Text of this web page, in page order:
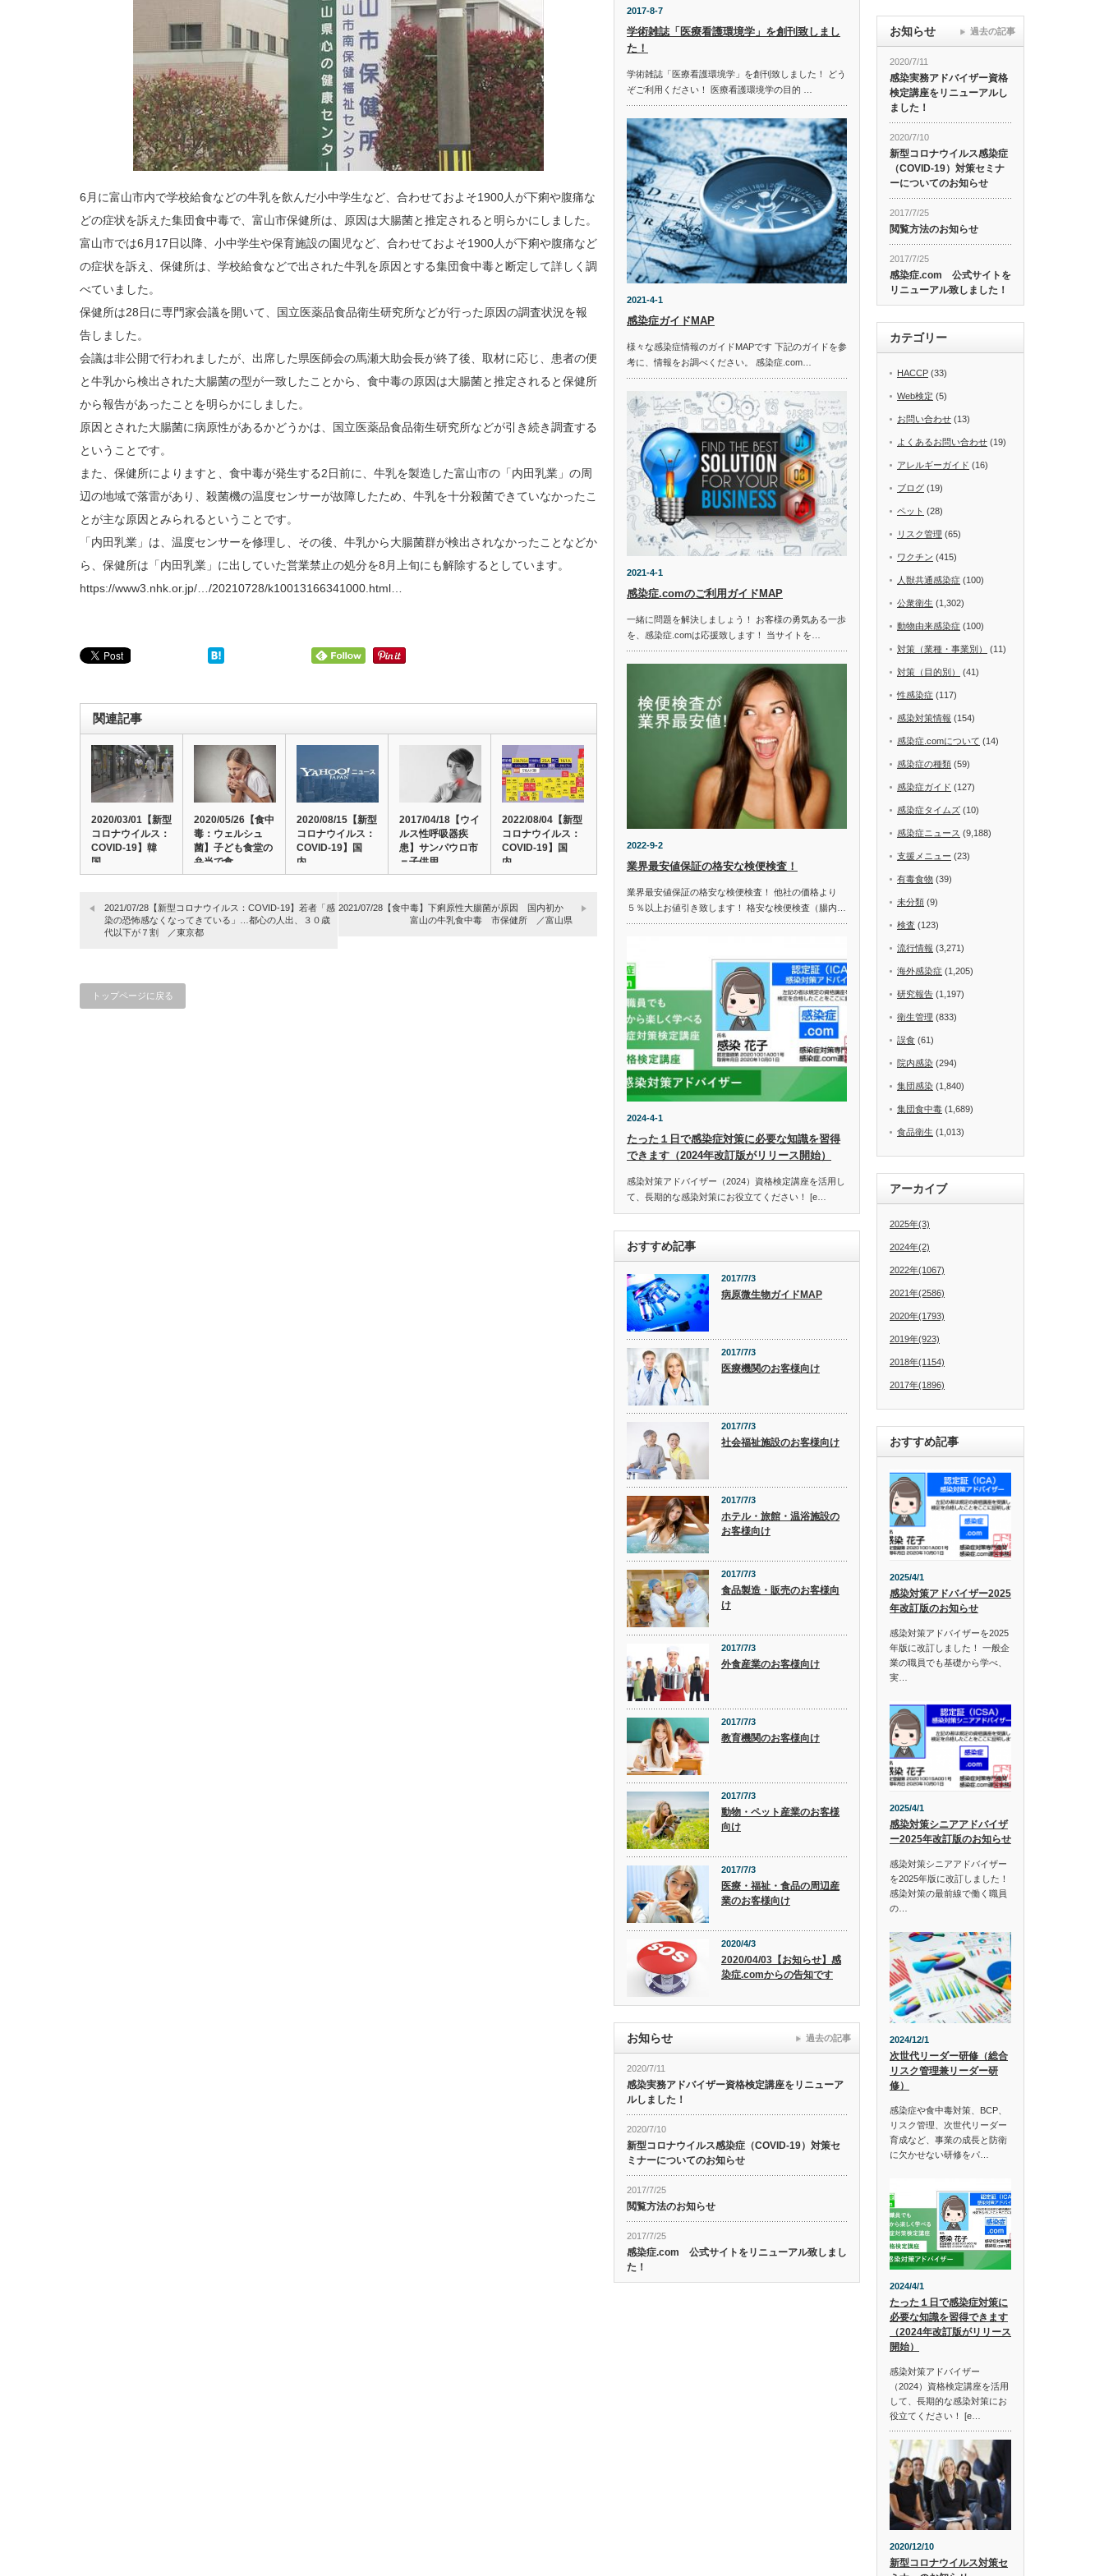
6月に富山市内で学校給食などの牛乳を飲んだ小中学生など、合わせておよそ1900人が下痢や腹痛な
どの症状を訴えた集団食中毒で、富山市保健所は、原因は大腸菌と推定されると明らかにしました。
富山市では6月17日以降、小中学生や保育施設の園児など、合わせておよそ1900人が下痢や腹痛など
の症状を訴え、保健所は、学校給食などで出された牛乳を原因とする集団食中毒と断定して詳しく調
べていました。
保健所は28日に専門家会議を開いて、国立医薬品食品衛生研究所などが行った原因の調査状況を報
告しました。
会議は非公開で行われましたが、出席した県医師会の馬瀬大助会長が終了後、取材に応じ、患者の便
と牛乳から検出された大腸菌の型が一致したことから、食中毒の原因は大腸菌と推定されると保健所
から報告があったことを明らかにしました。
原因とされた大腸菌に病原性があるかどうかは、国立医薬品食品衛生研究所などが引き続き調査する
ということです。
また、保健所によりますと、食中毒が発生する2日前に、牛乳を製造した富山市の「内田乳業」の周
辺の地域で落雷があり、殺菌機の温度センサーが故障したため、牛乳を十分殺菌できていなかったこ
とが主な原因とみられるということです。
「内田乳業」は、温度センサーを修理し、その後、牛乳から大腸菌群が検出されなかったことなどか
ら、保健所は「内田乳業」に出していた営業禁止の処分を8月上旬にも解除するとしています。
https://www3.nhk.or.jp/…/20210728/k10013166341000.html…
関連記事
2020/03/01【新型
コロナウイルス：
COVID-19】韓
国…
2020/05/26【食中
毒：ウェルシュ
菌】子ども食堂の
弁当で食…
2020/08/15【新型
コロナウイルス：
COVID-19】国
内…
2017/04/18【ウイ
ルス性呼吸器疾
患】サンパウロ市
＝子供用…
2022/08/04【新型
コロナウイルス：
COVID-19】国
内…
2021/07/28【新型コロナウイルス：COVID-19】若者「感
染の恐怖感なくなってきている」…都心の人出、３０歳
代以下が７割 ／東京都
2021/07/28【食中毒】下痢原性大腸菌が原因 国内初か
富山の牛乳食中毒 市保健所 ／富山県
トップページに戻る
2017-8-7
学術雑誌「医療看護環境学」を創刊致しまし
た！
学術雑誌「医療看護環境学」を創刊致しました！ どう
ぞご利用ください！ 医療看護環境学の目的 …
2021-4-1
感染症ガイドMAP
様々な感染症情報のガイドMAPです 下記のガイドを参
考に、情報をお調べください。 感染症.com…
2021-4-1
感染症.comのご利用ガイドMAP
一緒に問題を解決しましょう！ お客様の勇気ある一歩
を、感染症.comは応援致します！ 当サイトを…
2022-9-2
業界最安値保証の格安な検便検査！
業界最安値保証の格安な検便検査！ 他社の価格より
５％以上お値引き致します！ 格安な検便検査（腸内…
2024-4-1
たった１日で感染症対策に必要な知識を習得
できます（2024年改訂版がリリース開始）
感染対策アドバイザー（2024）資格検定講座を活用し
て、長期的な感染対策にお役立てください！ [e…
おすすめ記事
2017/7/3
病原微生物ガイドMAP
2017/7/3
医療機関のお客様向け
2017/7/3
社会福祉施設のお客様向け
2017/7/3
ホテル・旅館・温浴施設の
お客様向け
2017/7/3
食品製造・販売のお客様向
け
2017/7/3
外食産業のお客様向け
2017/7/3
教育機関のお客様向け
2017/7/3
動物・ペット産業のお客様
向け
2017/7/3
医療・福祉・食品の周辺産
業のお客様向け
2020/4/3
2020/04/03【お知らせ】感
染症.comからの告知です
お知らせ
2020/7/11
感染実務アドバイザー資格検定講座をリニューア
ルしました！
2020/7/10
新型コロナウイルス感染症（COVID-19）対策セ
ミナーについてのお知らせ
2017/7/25
閲覧方法のお知らせ
2017/7/25
感染症.com 公式サイトをリニューアル致しまし
た！
過去の記事
お知らせ
2020/7/11
感染実務アドバイザー資格
検定講座をリニューアルし
ました！
2020/7/10
新型コロナウイルス感染症
（COVID-19）対策セミナ
ーについてのお知らせ
2017/7/25
閲覧方法のお知らせ
2017/7/25
感染症.com 公式サイトを
リニューアル致しました！
過去の記事
カテゴリー
HACCP (33)
Web検定 (5)
お問い合わせ (13)
よくあるお問い合わせ (19)
アレルギーガイド (16)
ブログ (19)
ペット (28)
リスク管理 (65)
ワクチン (415)
人獣共通感染症 (100)
公衆衛生 (1,302)
動物由来感染症 (100)
対策（業種・事業別） (11)
対策（目的別） (41)
性感染症 (117)
感染対策情報 (154)
感染症.comについて (14)
感染症の種類 (59)
感染症ガイド (127)
感染症タイムズ (10)
感染症ニュース (9,188)
支援メニュー (23)
有毒食物 (39)
未分類 (9)
検査 (123)
流行情報 (3,271)
海外感染症 (1,205)
研究報告 (1,197)
衛生管理 (833)
誤食 (61)
院内感染 (294)
集団感染 (1,840)
集団食中毒 (1,689)
食品衛生 (1,013)
アーカイブ
2025年(3)
2024年(2)
2022年(1067)
2021年(2586)
2020年(1793)
2019年(923)
2018年(1154)
2017年(1896)
おすすめ記事
2025/4/1
感染対策アドバイザー2025
年改訂版のお知らせ
感染対策アドバイザーを2025
年版に改訂しました！ 一般企
業の職員でも基礎から学べ、
実…
2025/4/1
感染対策シニアアドバイザ
ー2025年改訂版のお知らせ
感染対策シニアアドバイザー
を2025年版に改訂しました！
感染対策の最前線で働く職員
の…
2024/12/1
次世代リーダー研修（総合
リスク管理兼リーダー研
修）
感染症や食中毒対策、BCP、
リスク管理、次世代リーダー
育成など、事業の成長と防衛
に欠かせない研修をパ…
2024/4/1
たった１日で感染症対策に
必要な知識を習得できます
（2024年改訂版がリリース
開始）
感染対策アドバイザー
（2024）資格検定講座を活用
して、長期的な感染対策にお
役立てください！ [e…
2020/12/10
新型コロナウイルス対策セ